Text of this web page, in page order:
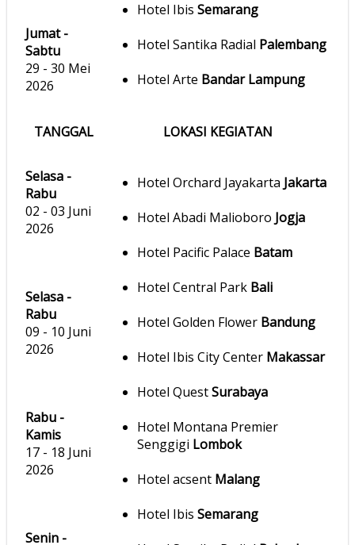
Hotel Ibis Semarang
Hotel Santika Radial Palembang
Hotel Arte Bandar Lampung
Jumat -
Sabtu
29 - 30 Mei
2026
TANGGAL LOKASI KEGIATAN
Selasa -
Rabu
02 - 03 Juni
2026
Hotel Orchard Jayakarta Jakarta
Hotel Abadi Malioboro Jogja
Hotel Pacific Palace Batam
Hotel Central Park Bali
Hotel Golden Flower Bandung
Hotel Ibis City Center Makassar
Hotel QuestSurabaya
Hotel Montana Premier
Senggigi Lombok
Hotel acsent Malang
Hotel Ibis Semarang
Selasa -
Rabu
09 - 10 Juni
2026
Rabu -
Kamis
17 - 18 Juni
2026
Senin -